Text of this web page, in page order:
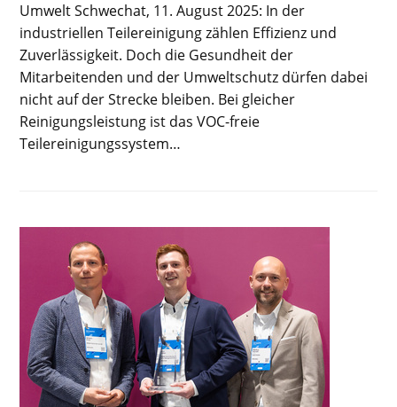
Umwelt Schwechat, 11. August 2025: In der
industriellen Teilereinigung zählen Effizienz und
Zuverlässigkeit. Doch die Gesundheit der
Mitarbeitenden und der Umweltschutz dürfen dabei
nicht auf der Strecke bleiben. Bei gleicher
Reinigungsleistung ist das VOC-freie
Teilereinigungssystem…